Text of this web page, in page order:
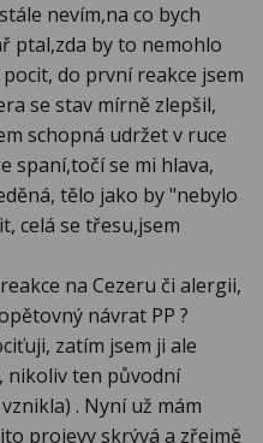
nevím,na co bych
ptal,zda by to nemohlo
do první reakce jsem
se stav mírně zlepšil,
schopná udržet v ruce
spaní,točí se mi hlava,
tělo jako by "nebylo
celá se třesu,jsem
na Cezeru či alergii,
návrat PP ?
zatím jsem ji ale
nikoliv ten původní
. Nyní už mám
projevy skrývá a zřejmě